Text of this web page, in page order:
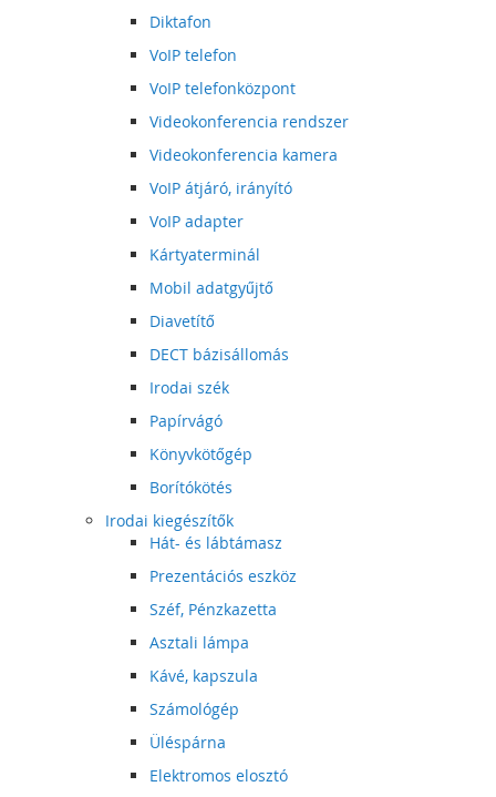
Diktafon
VoIP telefon
VoIP telefonközpont
Videokonferencia rendszer
Videokonferencia kamera
VoIP átjáró, irányító
VoIP adapter
Kártyaterminál
Mobil adatgyűjtő
Diavetítő
DECT bázisállomás
Irodai szék
Papírvágó
Könyvkötőgép
Borítókötés
Irodai kiegészítők
Hát- és lábtámasz
Prezentációs eszköz
Széf, Pénzkazetta
Asztali lámpa
Kávé, kapszula
Számológép
Üléspárna
Elektromos elosztó